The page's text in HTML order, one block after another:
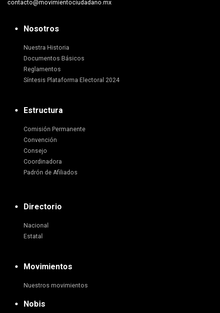
contacto@movimientociudadano.mx
Nosotros
Nuestra Historia
Documentos Básicos
Reglamentos
Síntesis Plataforma Electoral 2024
Estructura
Comisión Permanente
Convención
Consejo
Coordinadora
Padrón de Afiliados
Directorio
Nacional
Estatal
Movimientos
Nuestros movimientos
Nobis